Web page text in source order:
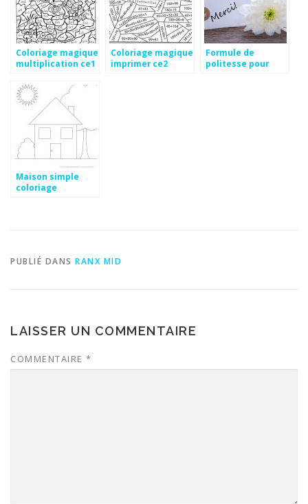
Coloriage magique
multiplication ce1
Coloriage magique
imprimer ce2
Formule de
politesse pour
Maison simple
coloriage
PUBLIÉ DANS RANX MID
LAISSER UN COMMENTAIRE
COMMENTAIRE *